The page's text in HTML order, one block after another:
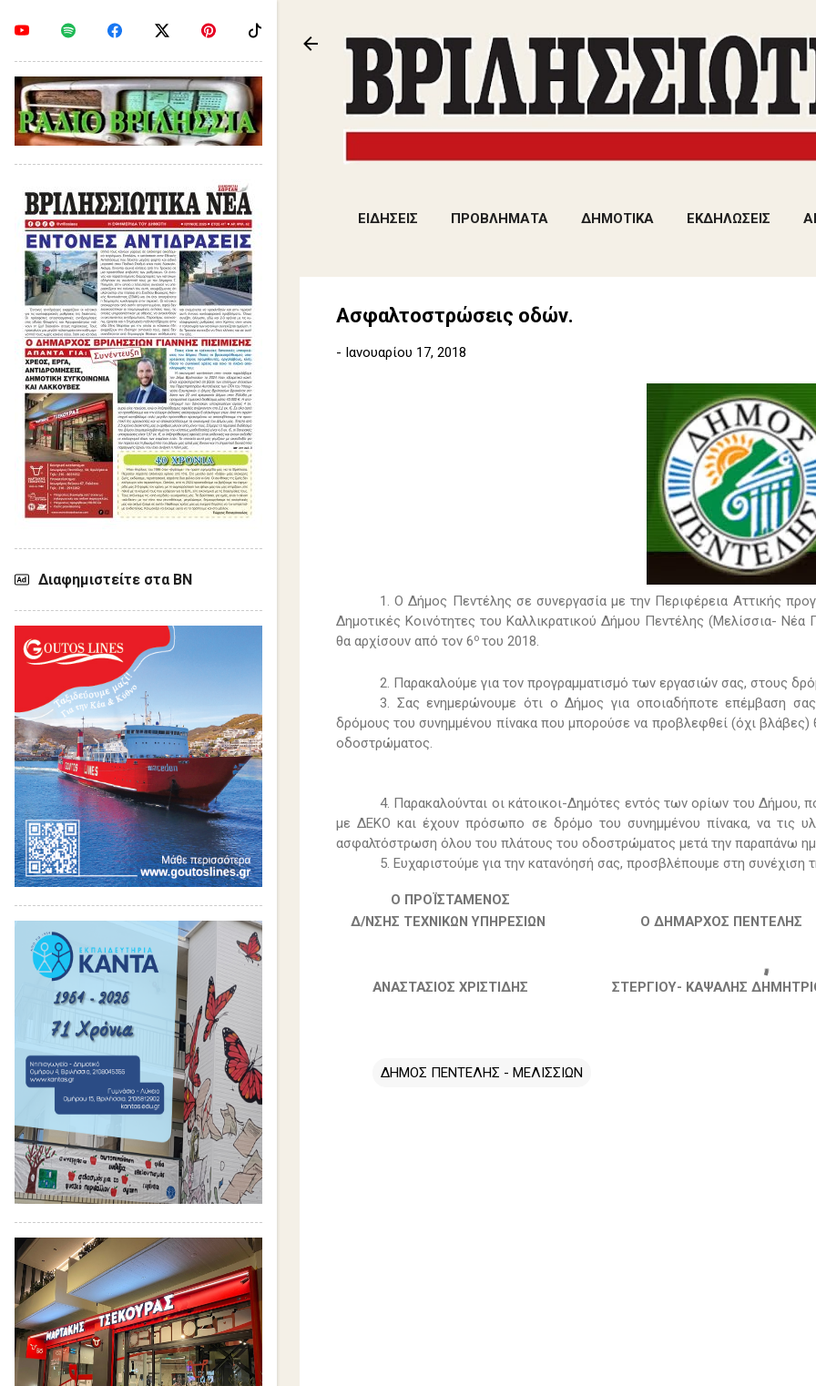
ΕΙΔΗΣΕΙΣ ΠΡΟΒΛΗΜΑΤΑ ΔΗΜΟΤΙΚΑ ΕΚΔΗΛΩΣΕΙΣ
Ασφαλτοστρώσεις οδών.
- Ιανουαρίου 17, 2018
1.O Δήμος Πεντέλης σε συνεργασία με την Περιφέρεια Αττικής
Δημοτικές Κοινότητες του Καλλικρατικού Δήμου Πεντέλης (Μελίσσια- Νέα
θα αρχίσουν από τον 6ο του 2018.
2. Παρακαλούμε για τον προγραμματισμό των εργασιών σας, στους
3. Σας ενημερώνουμε ότι ο Δήμος για οποιαδήποτε επέμβαση
δρόμους του συνημμένου πίνακα που μπορούσε να προβλεφθεί (όχι
οδοστρώματος.
4. Παρακαλούνται οι κάτοικοι-Δημότες εντός των ορίων του Δήμου,
με ΔΕΚΟ και έχουν πρόσωπο σε δρόμο του συνημμένου πίνακα, να τις
ασφαλτόστρωση όλου του πλάτους του οδοστρώματος μετά την παραπάνω
5. Ευχαριστούμε για την κατανόησή σας, προσβλέπουμε στη συνέχιση
Ο ΠΡΟΪΣΤΑΜΕΝΟΣ
Δ/ΝΣΗΣ ΤΕΧΝΙΚΩΝ ΥΠΗΡΕΣΙΩΝ
Ο ΔΗΜΑΡΧΟΣ ΠΕΝΤΕΛΗΣ
ΑΝΑΣΤΑΣΙΟΣ ΧΡΙΣΤΙΔΗΣ ΣΤΕΡΓΙΟΥ- ΚΑΨΑΛΗΣ
ΔΗΜΟΣ ΠΕΝΤΕΛΗΣ - ΜΕΛΙΣΣΙΩΝ
Διαφημιστείτε στα ΒΝ